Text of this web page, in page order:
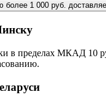
более 1 000 руб.
в пределах МКАД 10